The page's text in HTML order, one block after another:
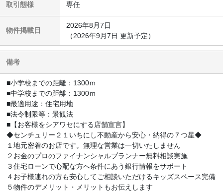
取引態様 専任
物件掲載日
2026年8月7日
（2026年9月7日 更新予定）
備考
■小学校までの距離：1300ｍ
■中学校までの距離：1300ｍ
■最適用途：住宅用地
■法令制限等：景観法
■【お客様をシアワセにする店舗宣言】
◆センチュリー２１いちにし不動産から安心・納得の７つ星◆
１地元密着のお店です。無理な営業は一切いたしません
２お金のプロのファイナンシャルプランナー無料相談実施
３住宅ローンで心配な方へ条件にあう銀行情報をサポート
４お子様連れの方も安心してご相談いただけるキッズスペース完備
５物件のデメリット・メリットもお伝えします